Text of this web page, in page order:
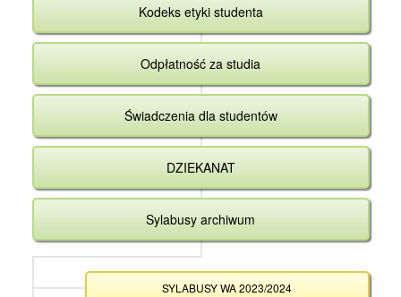
Kodeks etyki studenta
Odpłatność za studia
Świadczenia dla studentów
DZIEKANAT
Sylabusy archiwum
SYLABUSY WA 2023/2024